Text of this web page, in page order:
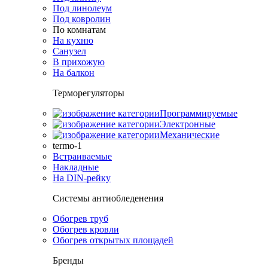
Под линолеум
Под ковролин
По комнатам
На кухню
Санузел
В прихожую
На балкон
Терморегуляторы
Программируемые
Электронные
Механические
termo-1
Встраиваемые
Накладные
На DIN-рейку
Системы антиобледенения
Обогрев труб
Обогрев кровли
Обогрев открытых площадей
Бренды